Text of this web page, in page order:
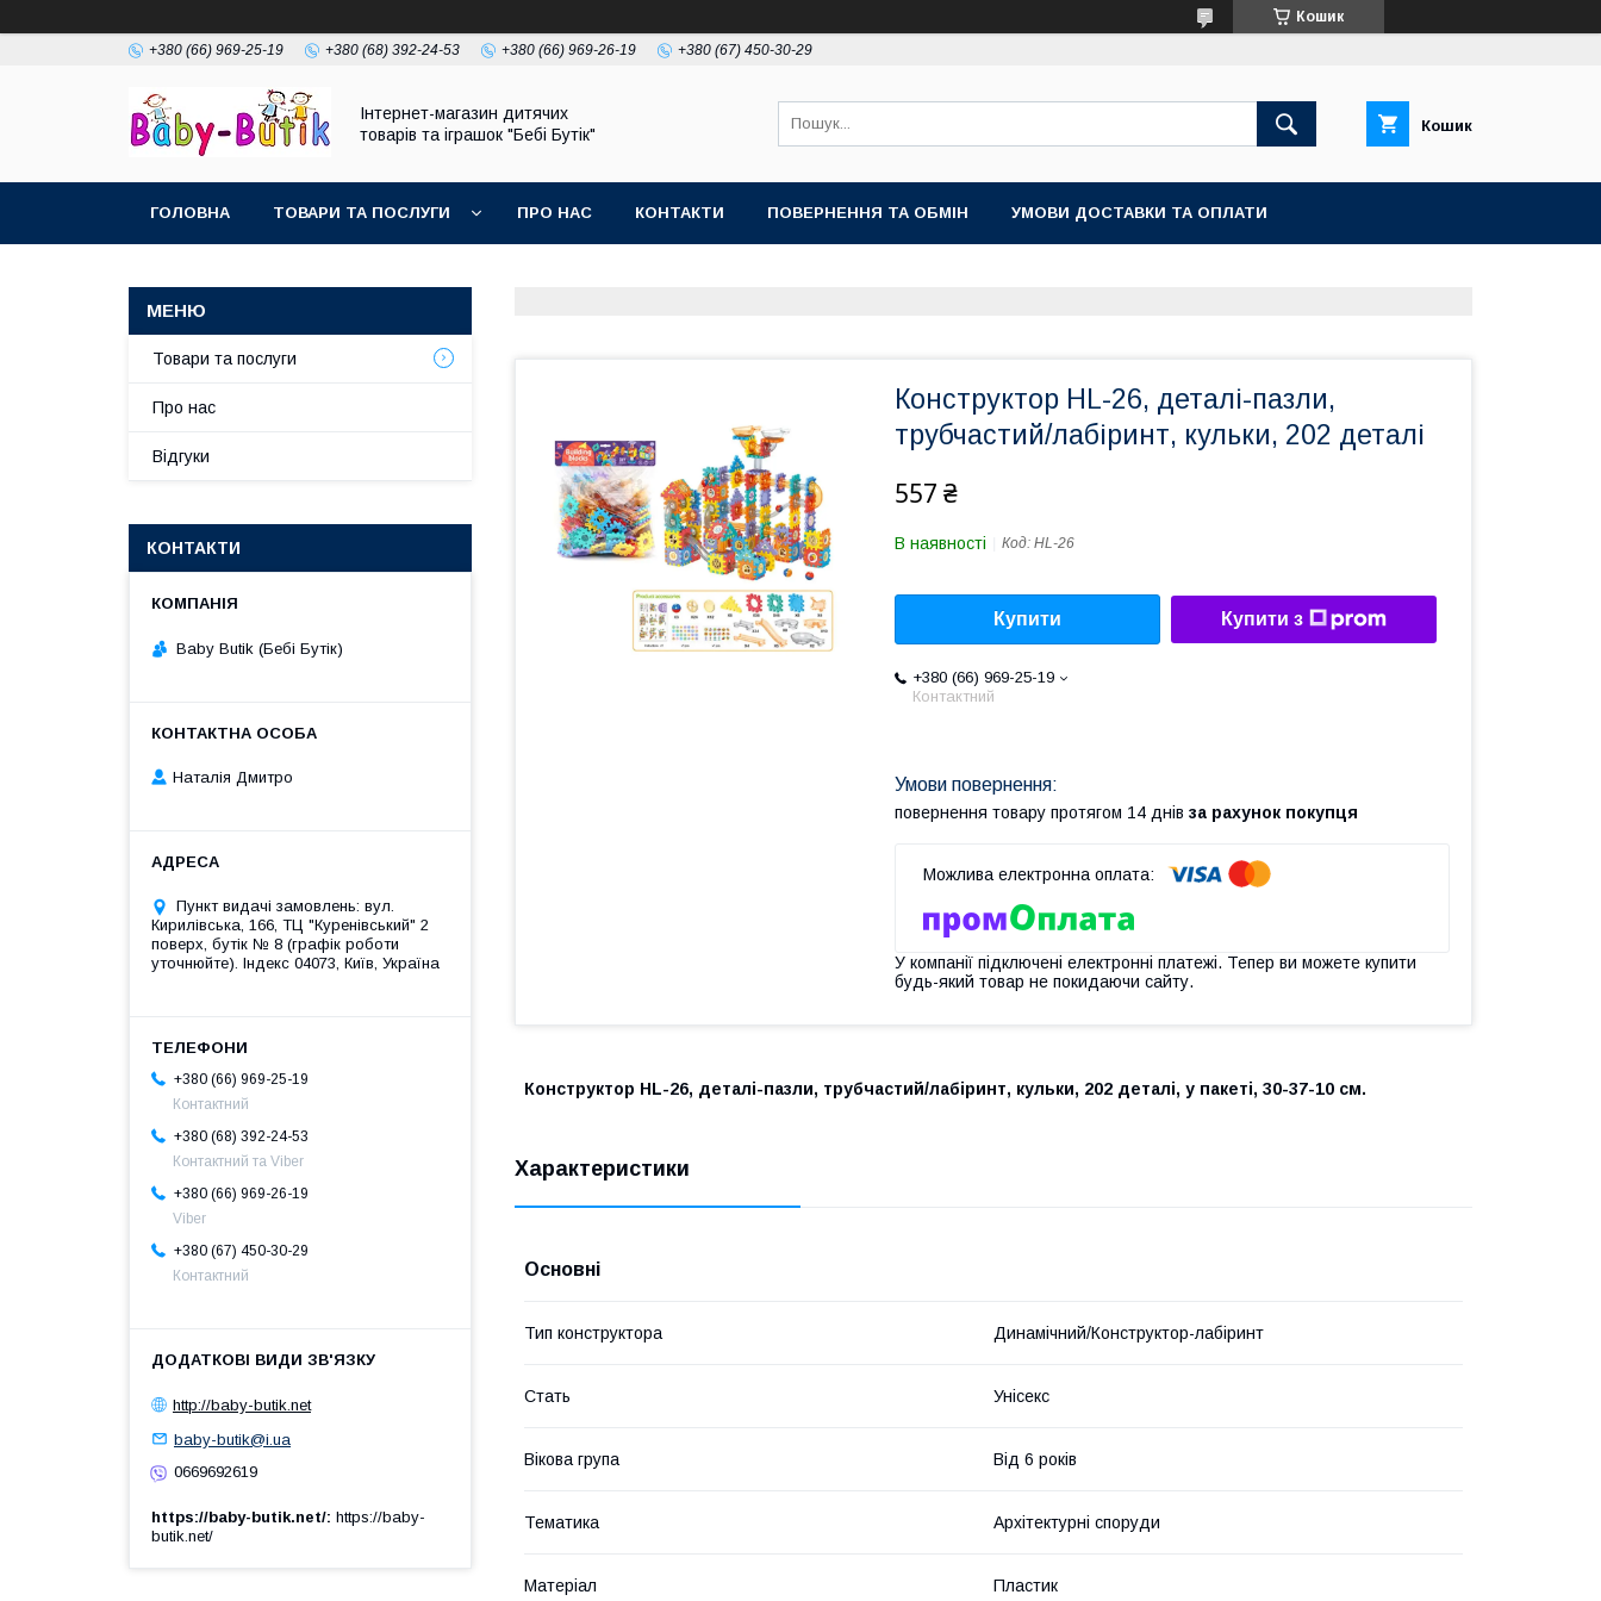
Кошик
+380 (66) 969-25-19 +380 (68) 392-24-53 +380 (66) 969-26-19 +380 (67) 450-30-29
Інтернет-магазин дитячих
товарів та іграшок "Бебі Бутік"
Кошик
ГОЛОВНА ТОВАРИ ТА ПОСЛУГИ ПРО НАС КОНТАКТИ ПОВЕРНЕННЯ ТА ОБМІН УМОВИ ДОСТАВКИ ТА ОПЛАТИ
Конструктор HL-26, деталі-пазли,
трубчастий/лабіринт, кульки, 202 деталі
557 ₴
В наявності Код: HL-26
Купити Купити з
+380 (66) 969-25-19
Контактний
повернення товару протягом 14 днів за рахунок покупця
У компанії підключені електронні платежі. Тепер ви можете купити
будь-який товар не покидаючи сайту.
Конструктор HL-26, деталі-пазли, трубчастий/лабіринт, кульки, 202 деталі, у пакеті, 30-37-10 см.
Характеристики
Основні
Тип конструктора Динамічний/Конструктор-лабіринт
Стать Унісекс
Вікова група Від 6 років
Тематика Архітектурні споруди
Матеріал Пластик
Товари та послуги
Про нас
Відгуки
КОНТАКТИ
Baby Butik (Бебі Бутік)
Наталія Дмитро
Пункт видачі замовлень: вул.
Кирилівська, 166, ТЦ "Куренівський" 2
поверх, бутік № 8 (графік роботи
уточнюйте). Індекс 04073, Київ, Україна
+380 (66) 969-25-19
Контактний
+380 (68) 392-24-53
Контактний та Viber
+380 (66) 969-26-19
Viber
+380 (67) 450-30-29
Контактний
http://baby-butik.net
baby-butik@i.ua
0669692619
https://baby-butik.net/ https://baby-
butik.net/